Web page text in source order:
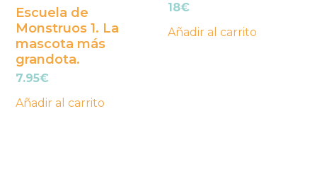
Escuela de
Monstruos 1. La
mascota más
grandota.
7.95€
Añadir al carrito
18€
Añadir al carrito